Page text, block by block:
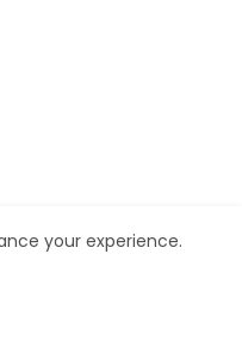
your experience.